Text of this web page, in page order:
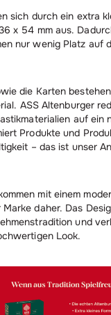
sich durch ein extra
x 54 mm aus.
nur wenig Platz auf
die Karten
ASS Altenburger
auf ein
Produkte und
– das ist unser
mit einem
Marke daher. Das
und
Look.